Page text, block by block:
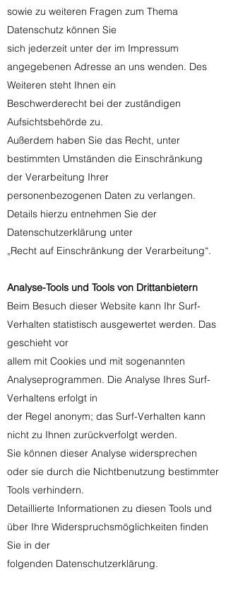
sowie zu weiteren Fragen zum Thema
Datenschutz können Sie
sich jederzeit unter der im Impressum
angegebenen Adresse an uns wenden. Des
Weiteren steht Ihnen ein
Beschwerderecht bei der zuständigen
Aufsichtsbehörde zu.
Außerdem haben Sie das Recht, unter
bestimmten Umständen die Einschränkung
der Verarbeitung Ihrer
personenbezogenen Daten zu verlangen.
Details hierzu entnehmen Sie der
Datenschutzerklärung unter
„Recht auf Einschränkung der Verarbeitung“.
Analyse-Tools und Tools von Drittanbietern
Beim Besuch dieser Website kann Ihr Surf-
Verhalten statistisch ausgewertet werden. Das
geschieht vor
allem mit Cookies und mit sogenannten
Analyseprogrammen. Die Analyse Ihres Surf-
Verhaltens erfolgt in
der Regel anonym; das Surf-Verhalten kann
nicht zu Ihnen zurückverfolgt werden.
Sie können dieser Analyse widersprechen
oder sie durch die Nichtbenutzung bestimmter
Tools verhindern.
Detaillierte Informationen zu diesen Tools und
über Ihre Widerspruchsmöglichkeiten finden
Sie in der
folgenden Datenschutzerklärung.